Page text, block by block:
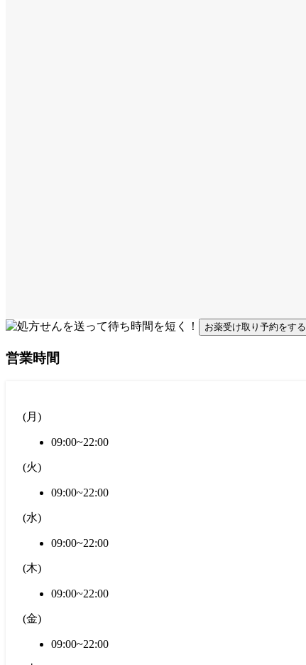
お薬受け取り予約をする
営業時間
(月 )
09:00~22:00
(火)
09:00~22:00
(水)
09:00~22:00
(木)
09:00~22:00
(金)
09:00~22:00